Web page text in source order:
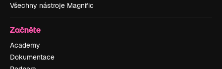
Všechny nástroje Magnific
Začněte
Academy
Dokumentace